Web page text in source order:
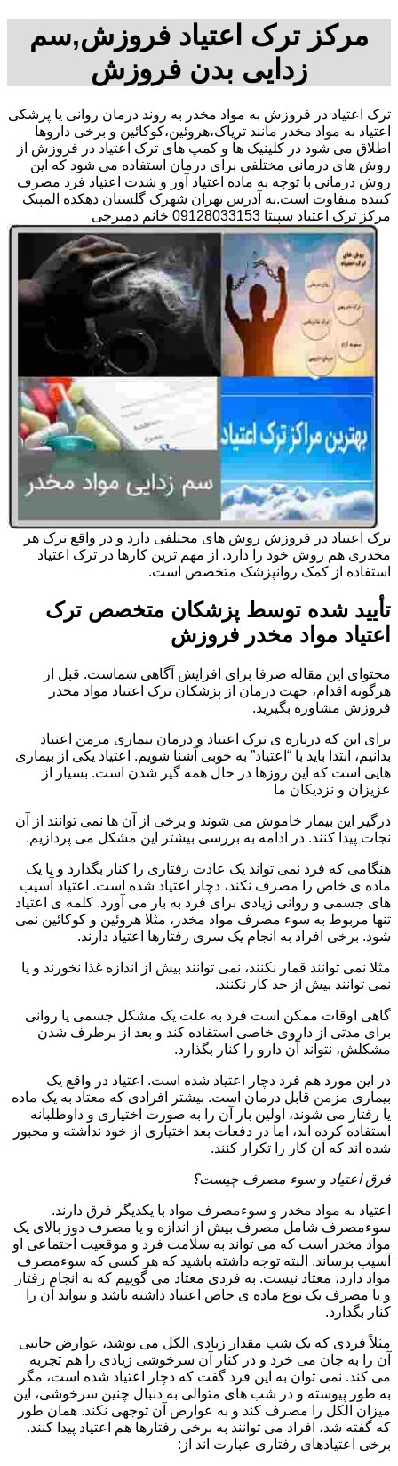
مرکز ترک اعتیاد فروزش,سم
زدایی بدن فروزش
ترک اعتیاد در فروزش به مواد مخدر به روند درمان روانی یا پزشکی
اعتیاد به مواد مخدر مانند تریاک،هروئین،کوکائین و برخی داروها
اطلاق می شود در کلینیک ها و کمپ های ترک اعتیاد در فروزش از
روش های درمانی مختلفی برای درمان استفاده می شود که این
روش درمانی با توجه به ماده اعتیاد آور و شدت اعتیاد فرد مصرف
کننده متفاوت است.به آدرس تهران شهرک گلستان دهکده المپیک
مرکز ترک اعتیاد سپنتا 09128033153 خانم دمیرچی
ترک اعتیاد در فروزش روش های مختلفی دارد و در واقع ترک هر
مخدری هم روش خود را دارد. از مهم ترین کارها در ترک اعتیاد
استفاده از کمک روانپزشک متخصص است.
تأیید شده توسط پزشکان متخصص ترک
اعتیاد مواد مخدر فروزش
محتوای این مقاله صرفا برای افزایش آگاهی شماست. قبل از
هرگونه اقدام، جهت درمان از پزشکان ترک اعتیاد مواد مخدر
فروزش مشاوره بگیرید.
برای این که درباره ی ترک اعتیاد و درمان بیماری مزمن اعتیاد
بدانیم، ابتدا باید با “اعتیاد” به خوبی آشنا شویم. اعتیاد یکی از بیماری
هایی است که این روزها در حال همه گیر شدن است. بسیار از
عزیزان و نزدیکان ما
درگیر این بیمار خاموش می شوند و برخی از آن ها نمی توانند از آن
نجات پیدا کنند. در ادامه به بررسی بیشتر این مشکل می پردازیم.
هنگامی که فرد نمی تواند یک عادت رفتاری را کنار بگذارد و یا یک
ماده ی خاص را مصرف نکند، دچار اعتیاد شده است. اعتیاد آسیب
های جسمی و روانی زیادی برای فرد به بار می آورد. کلمه ی اعتیاد
تنها مربوط به سوء مصرف مواد مخدر، مثلا هروئین و کوکائین نمی
شود. برخی افراد به انجام یک سری رفتارها اعتیاد دارند.
مثلا نمی توانند قمار نکنند، نمی توانند بیش از اندازه غذا نخورند و یا
نمی توانند بیش از حد کار نکنند.
گاهی اوقات ممکن است فرد به علت یک مشکل جسمی یا روانی
برای مدتی از داروی خاصی استفاده کند و بعد از برطرف شدن
مشکلش، نتواند آن دارو را کنار بگذارد.
در این مورد هم فرد دچار اعتیاد شده است. اعتیاد در واقع یک
بیماری مزمن قابل درمان است. بیشتر افرادی که معتاد به یک ماده
یا رفتار می شوند، اولین بار آن را به صورت اختیاری و داوطلبانه
استفاده کرده اند، اما در دفعات بعد اختیاری از خود نداشته و مجبور
شده اند که آن کار را تکرار کنند.
فرق اعتیاد و سوء مصرف چیست؟
اعتیاد به مواد مخدر و سوءمصرف مواد با یکدیگر فرق دارند.
سوءمصرف شامل مصرف بیش از اندازه و یا مصرف دوز بالای یک
مواد مخدر است که می تواند به سلامت فرد و موقعیت اجتماعی او
آسیب برساند. البته توجه داشته باشید که هر کسی که سوءمصرف
مواد دارد، معتاد نیست. به فردی معتاد می گوییم که به انجام رفتار
و یا مصرف یک نوع ماده ی خاص اعتیاد داشته باشد و نتواند آن را
کنار بگذارد.
مثلاً فردی که یک شب مقدار زیادی الکل می نوشد، عوارض جانبی
آن را به جان می خرد و در کنار آن سرخوشی زیادی را هم تجربه
می کند. نمی توان به این فرد گفت که دچار اعتیاد شده است، مگر
به طور پیوسته و در شب های متوالی به دنبال چنین سرخوشی، این
میزان الکل را مصرف کند و به عوارض آن توجهی نکند. همان طور
که گفته شد، افراد می توانند به برخی رفتارها هم اعتیاد پیدا کنند.
برخی اعتیادهای رفتاری عبارت اند از: